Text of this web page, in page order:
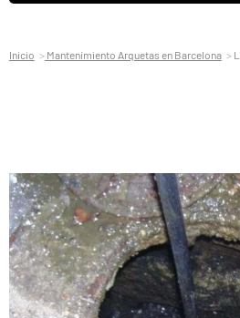
Inicio Mantenimiento Arquetas en Barcelona